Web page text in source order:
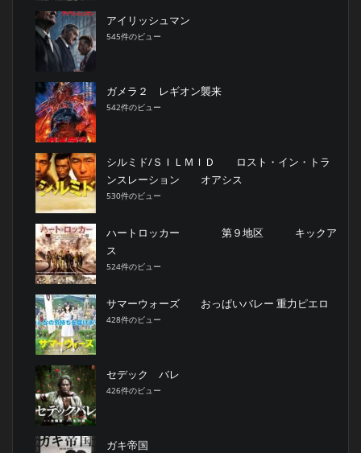
アイリッシュマン
545件のビュー
ガメラ２ レギオン襲来
542件のビュー
シルミド/ＳＩＬＭＩＤ ロスト・イン・トラ
ンスレーション オアシス
530件のビュー
ハートロッカー 第９地区 キックア
ス
524件のビュー
サマーウォーズ おっぱいバレー 重力ピエロ
428件のビュー
セデック バレ
426件のビュー
ガキ帝国